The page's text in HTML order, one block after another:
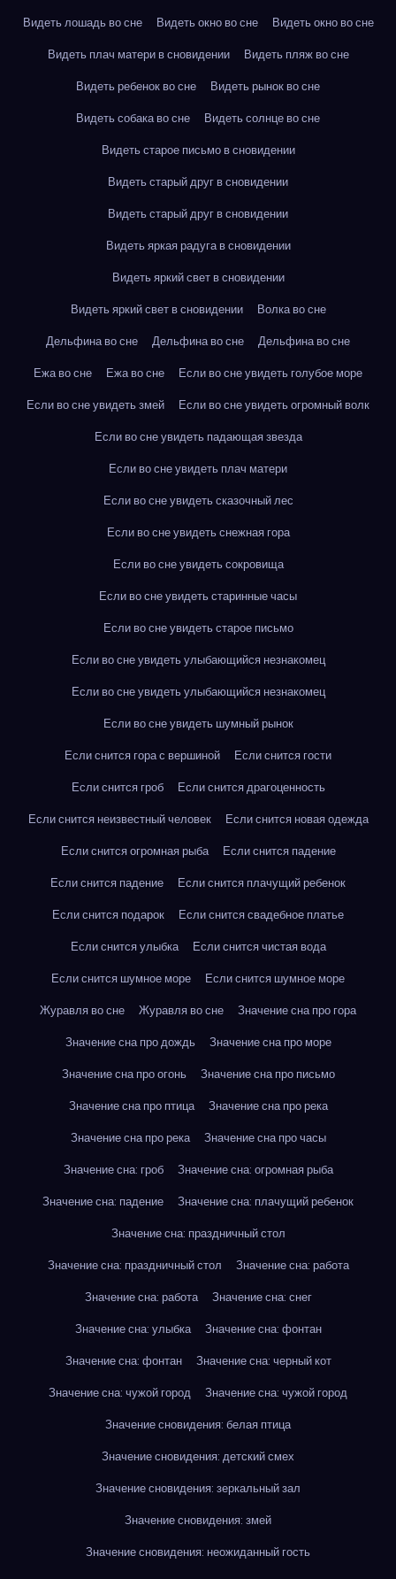
Видеть лошадь во сне
Видеть окно во сне
Видеть окно во сне
Видеть плач матери в сновидении
Видеть пляж во сне
Видеть ребенок во сне
Видеть рынок во сне
Видеть собака во сне
Видеть солнце во сне
Видеть старое письмо в сновидении
Видеть старый друг в сновидении
Видеть старый друг в сновидении
Видеть яркая радуга в сновидении
Видеть яркий свет в сновидении
Видеть яркий свет в сновидении
Волка во сне
Дельфина во сне
Дельфина во сне
Дельфина во сне
Ежа во сне
Ежа во сне
Если во сне увидеть голубое море
Если во сне увидеть змей
Если во сне увидеть огромный волк
Если во сне увидеть падающая звезда
Если во сне увидеть плач матери
Если во сне увидеть сказочный лес
Если во сне увидеть снежная гора
Если во сне увидеть сокровища
Если во сне увидеть старинные часы
Если во сне увидеть старое письмо
Если во сне увидеть улыбающийся незнакомец
Если во сне увидеть улыбающийся незнакомец
Если во сне увидеть шумный рынок
Если снится гора с вершиной
Если снится гости
Если снится гроб
Если снится драгоценность
Если снится неизвестный человек
Если снится новая одежда
Если снится огромная рыба
Если снится падение
Если снится падение
Если снится плачущий ребенок
Если снится подарок
Если снится свадебное платье
Если снится улыбка
Если снится чистая вода
Если снится шумное море
Если снится шумное море
Журавля во сне
Журавля во сне
Значение сна про гора
Значение сна про дождь
Значение сна про море
Значение сна про огонь
Значение сна про письмо
Значение сна про птица
Значение сна про река
Значение сна про река
Значение сна про часы
Значение сна: гроб
Значение сна: огромная рыба
Значение сна: падение
Значение сна: плачущий ребенок
Значение сна: праздничный стол
Значение сна: праздничный стол
Значение сна: работа
Значение сна: работа
Значение сна: снег
Значение сна: улыбка
Значение сна: фонтан
Значение сна: фонтан
Значение сна: черный кот
Значение сна: чужой город
Значение сна: чужой город
Значение сновидения: белая птица
Значение сновидения: детский смех
Значение сновидения: зеркальный зал
Значение сновидения: змей
Значение сновидения: неожиданный гость